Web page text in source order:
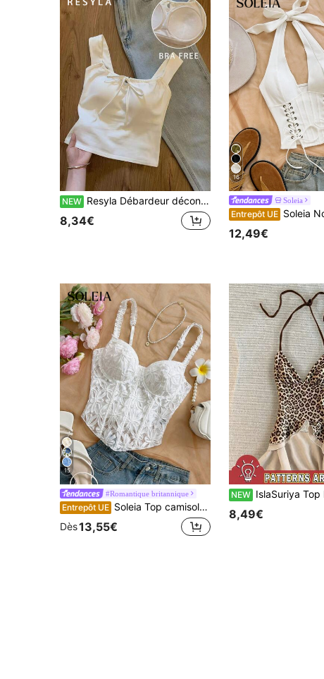
NEW Resyla Débardeur décontracté polyvalent de couleur unie pour femmes en été
8,34€
16
Soleia
Entrepôt UE Soleia Nouveau débardeur sexy à col V avec lacets déconstruit pour femmes, pour les vacances, les rendez-vous, le thé de l'après-midi, les
12,49€
15
#Romantique britannique
Entrepôt UE Soleia Top camisole sans manches élégant blanc à fleurs pour femmes, pour tea party, invitée de mariage, remise des diplômes, brunch, vacances de printemps, festival de musique, style bohème tropical
Dès13,55€
NEW IslaSuriya Top licou mode polyvalent pour femme,
8,49€